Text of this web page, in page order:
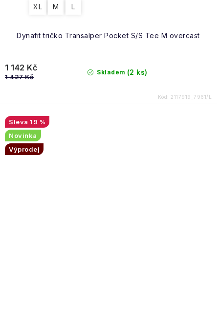
Dynafit tričko Transalper Pocket S/S Tee M overcast
XL M L
Skladem (2 ks)
1 142 Kč
1 427 Kč
Kód: 2117919_7961/L
19 %
Novinka
Výprodej